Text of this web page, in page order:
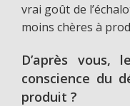
vrai goût de
moins chères à
D’après vous,
conscience du
produit ?